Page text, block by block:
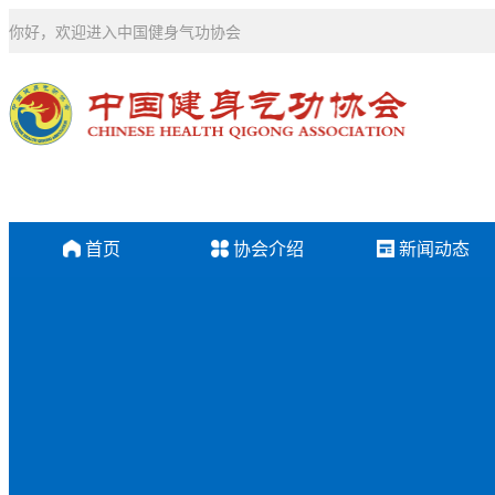
你好，欢迎进入中国健身气功协会
首页 协会介绍 新闻动态